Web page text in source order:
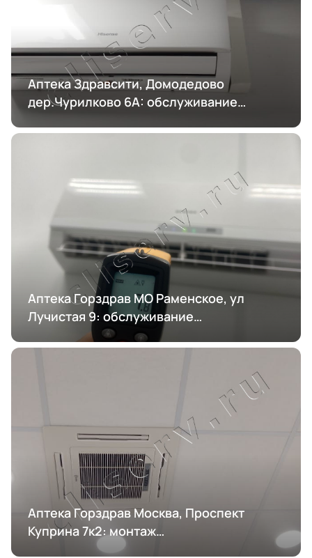
Аптека Здравсити, Домодедово
дер.Чурилково 6А: обслуживание
Аптека Горздрав МО Раменское, ул
Лучистая 9: обслуживание
кондиционирования
Аптека Горздрав Москва, Проспект
Куприна 7к2: монтаж
кондиционирования